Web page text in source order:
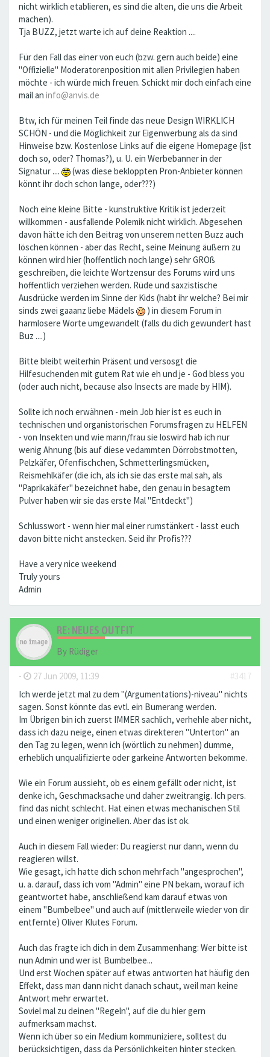
nicht wirklich etablieren, es sind die alten, die uns die Arbeit
machen).
Tja BUZZ, jetzt warte ich auf deine Reaktion ....
Für den Fall das einer von euch (bzw. gern auch beide) eine
"Offizielle" Moderatorenposition mit allen Privilegien haben
möchte - ich würde mich freuen. Schickt mir doch einfach eine
mail an info@anvis.de
Btw, ich für meinen Teil finde das neue Design WIRKLICH
SCHÖN - und die Möglichkeit zur Eigenwerbung als da sind
Hinweise bzw. Kostenlose Links auf die eigene Homepage (ist
doch so, oder? Thomas?), u. U. ein Werbebanner in der
Signatur ....
(was diese bekloppten Pron-Anbieter können
könnt ihr doch schon lange, oder???)
Noch eine kleine Bitte - kunstruktive Kritik ist jederzeit
willkommen - ausfallende Polemik nicht wirklich. Abgesehen
davon hätte ich den Beitrag von unserem netten Buzz auch
löschen können - aber das Recht, seine Meinung äußern zu
können wird hier (hoffentlich noch lange) sehr GROß
geschreiben, die leichte Wortzensur des Forums wird uns
hoffentlich verziehen werden. Rüde und saxzistische
Ausdrücke werden im Sinne der Kids (habt ihr welche? Bei mir
sinds zwei gaaanz liebe Mädels
) in diesem Forum in
harmlosere Worte umgewandelt (falls du dich gewundert hast
Buz ....)
Bitte bleibt weiterhin Präsent und versosgt die
Hilfesuchenden mit gutem Rat wie eh und je - God bless you
(oder auch nicht, because also Insects are made by HIM).
Sollte ich noch erwähnen - mein Job hier ist es euch in
technischen und organistorischen Forumsfragen zu HELFEN
- von Insekten und wie mann/frau sie loswird hab ich nur
wenig Ahnung (bis auf diese vedammten Dörrobstmotten,
Pelzkäfer, Ofenfischchen, Schmetterlingsmücken,
Reismehlkäfer (die ich, als ich sie das erste mal sah, als
"Paprikakäfer" bezeichnet habe, den genau in besagtem
Pulver haben wir sie das erste Mal "Entdeckt")
Schlusswort - wenn hier mal einer rumstänkert - lasst euch
davon bitte nicht anstecken. Seid ihr Profis???
Have a very nice weekend
Truly yours
Admin
RE: NEUES OUTFIT
By Rüdiger
- 27 Jun 2009, 11:39
#3417
Ich werde jetzt mal zu dem "(Argumentations)-niveau" nichts
sagen. Sonst könnte das evtl. ein Bumerang werden.
Im Übrigen bin ich zuerst IMMER sachlich, verhehle aber nicht,
dass ich dazu neige, einen etwas direkteren "Unterton" an
den Tag zu legen, wenn ich (wörtlich zu nehmen) dumme,
erheblich unqualifizierte oder garkeine Antworten bekomme.
Wie ein Forum aussieht, ob es einem gefällt oder nicht, ist
denke ich, Geschmacksache und daher zweitrangig. Ich pers.
find das nicht schlecht. Hat einen etwas mechanischen Stil
und einen weniger originellen. Aber das ist ok.
Auch in diesem Fall wieder: Du reagierst nur dann, wenn du
reagieren willst.
Wie gesagt, ich hatte dich schon mehrfach "angesprochen",
u. a. darauf, dass ich vom "Admin" eine PN bekam, worauf ich
geantwortet habe, anschließend kam darauf etwas von
einem "Bumbelbee" und auch auf (mittlerweile wieder von dir
entfernte) Oliver Klutes Forum.
Auch das fragte ich dich in dem Zusammenhang: Wer bitte ist
nun Admin und wer ist Bumbelbee...
Und erst Wochen später auf etwas antworten hat häufig den
Effekt, dass man dann nicht danach schaut, weil man keine
Antwort mehr erwartet.
Soviel mal zu deinen "Regeln", auf die du hier gern
aufmerksam machst.
Wenn ich über so ein Medium kommuniziere, solltest du
berücksichtigen, dass da Persönlichkeiten hinter stecken.